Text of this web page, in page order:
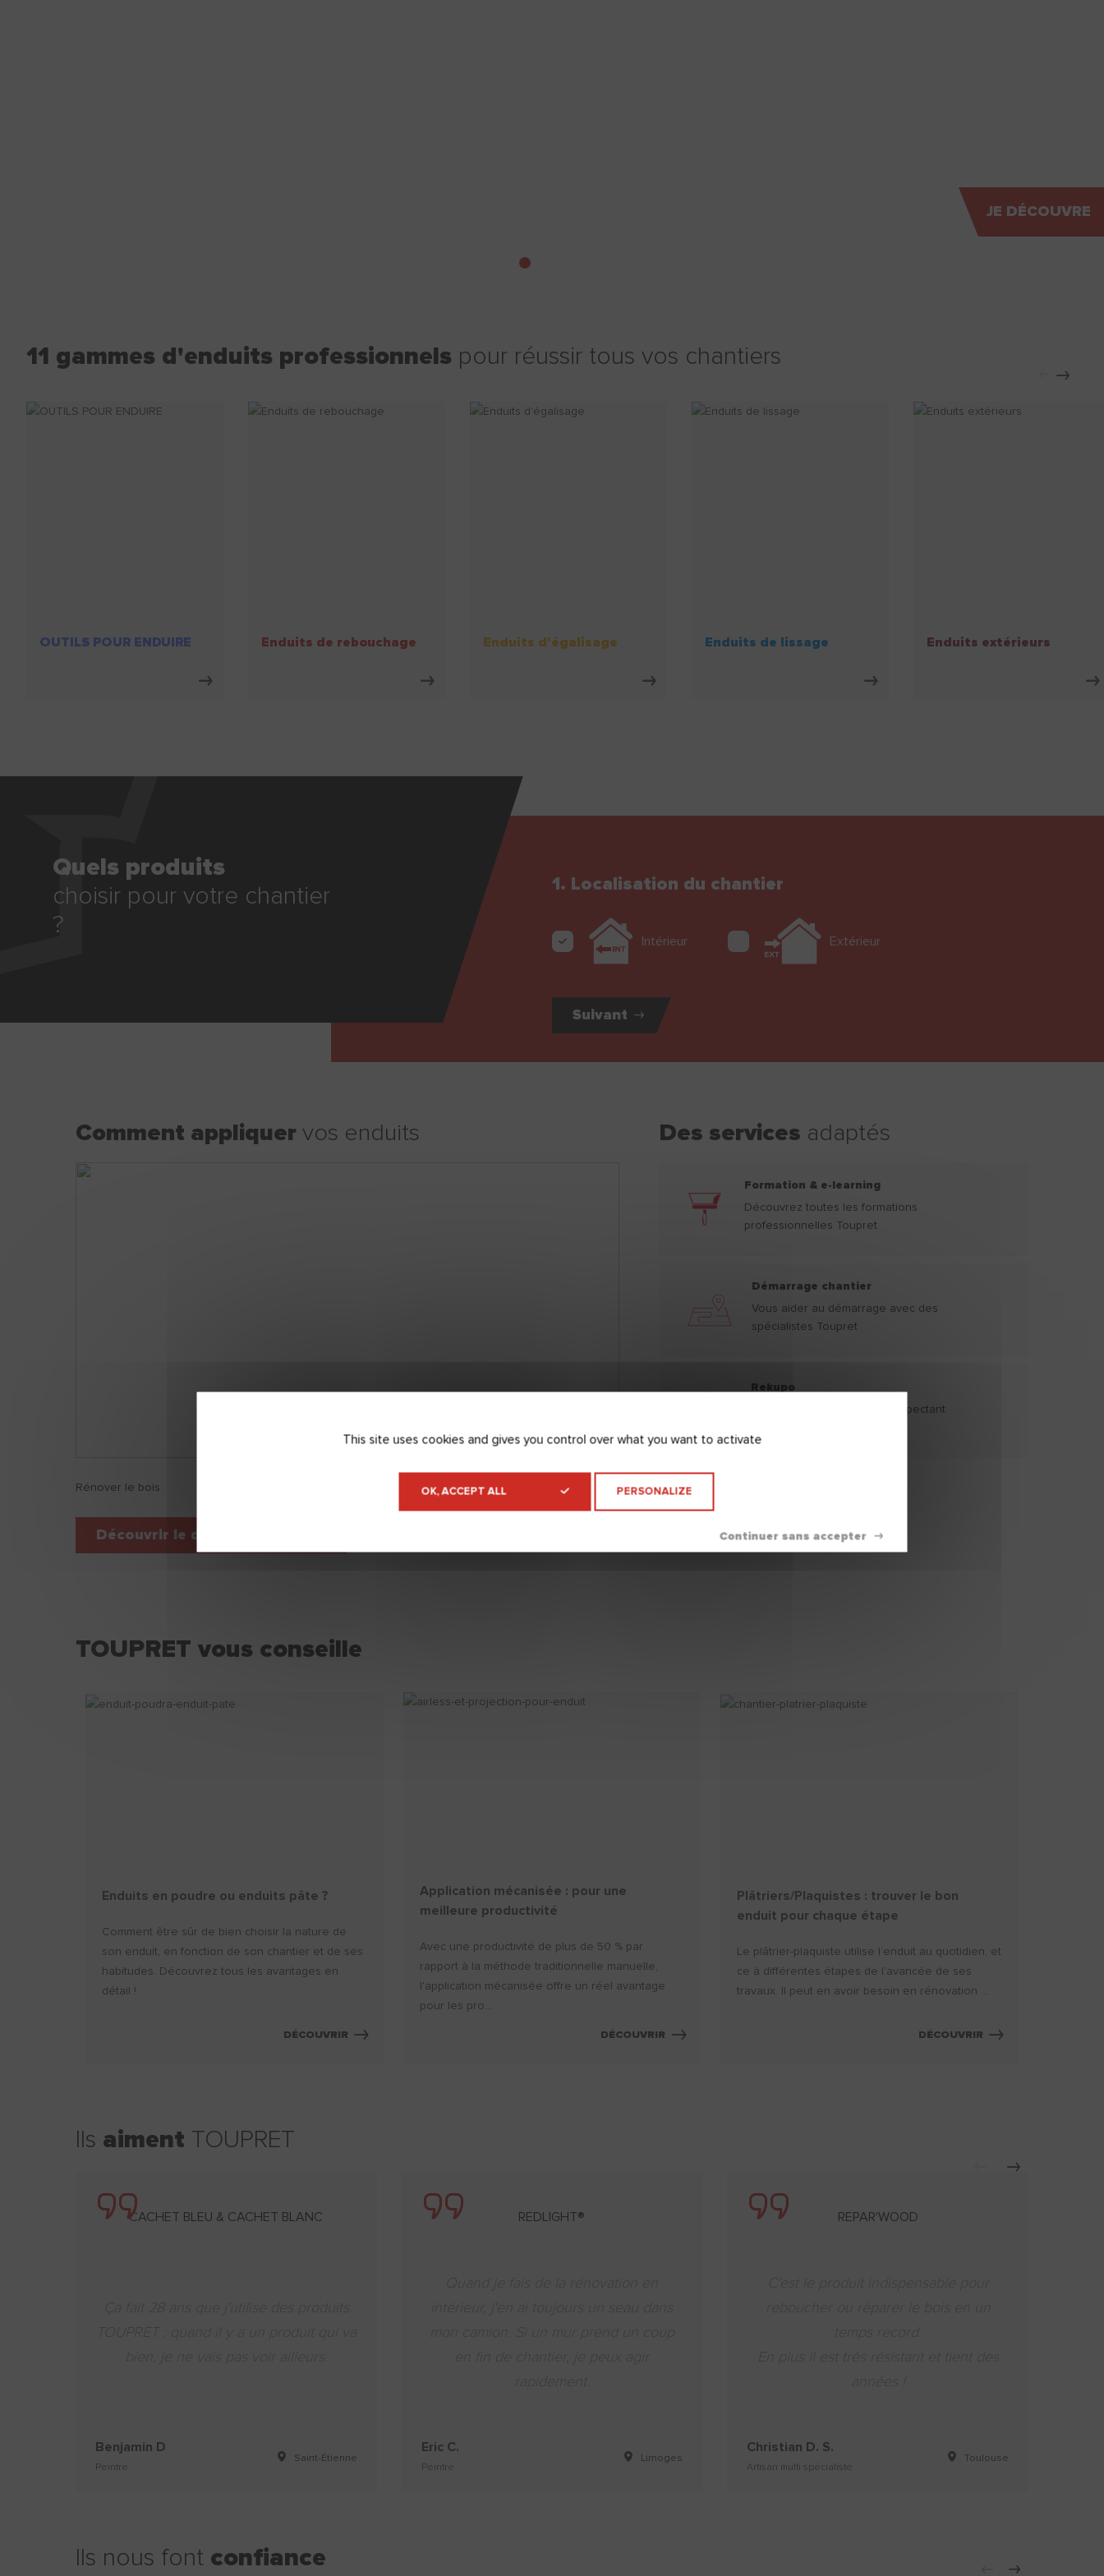
JE DÉCOUVRE
11 gammes d'enduits professionnels pour réussir tous vos chantiers
OUTILS POUR ENDUIRE Enduits de rebouchage Enduits d'égalisage Enduits de lissage Enduits extérieurs
Quels produits
choisir pour votre chantier
?
1. Localisation du chantier
Intérieur Extérieur
Suivant
Comment appliquer vos enduits
Rénover le bois
Découvrir le dossier du moment
Des services adaptés
Formation & e-learning
Découvrez toutes les formations
professionnelles Toupret
Démarrage chantier
Vous aider au démarrage avec des
spécialistes Toupret
Rekupo
Vous faciliter le tri tout en respectant
TOUPRET vous conseille
Enduits en poudre ou enduits pâte ?
Comment être sûr de bien choisir la nature de
son enduit, en fonction de son chantier et de ses
habitudes. Découvrez tous les avantages en
détail !
DÉCOUVRIR
Application mécanisée : pour une
meilleure productivité
Avec une productivité de plus de 50 % par
rapport à la méthode traditionnelle manuelle,
l'application mécanisée offre un réel avantage
pour les pro...
DÉCOUVRIR
Plâtriers/Plaquistes : trouver le bon
enduit pour chaque étape
Le plâtrier-plaquiste utilise l’enduit au quotidien, et
ce à différentes étapes de l’avancée de ses
travaux. Il peut en avoir besoin en rénovation ...
DÉCOUVRIR
Ils aiment TOUPRET
CACHET BLEU & CACHET BLANC
Benjamin D
Peintre
Saint-Étienne
REDLIGHT®
Eric C.
Peintre
Limoges
REPAR'WOOD
Christian D. S.
Artisan multi spécialiste
Toulouse
Ils nous font confiance
This site uses cookies and gives you control over what you want to activate
OK, ACCEPT ALL PERSONALIZE